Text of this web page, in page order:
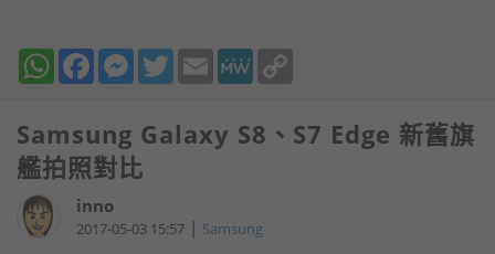
WhatsAppFacebookMessenger
TwitterEmail MeWe
Samsung Galaxy S8、S7 Edge 新舊旗
艦拍照對比
inno
2017-05-03 15:57 | Samsung